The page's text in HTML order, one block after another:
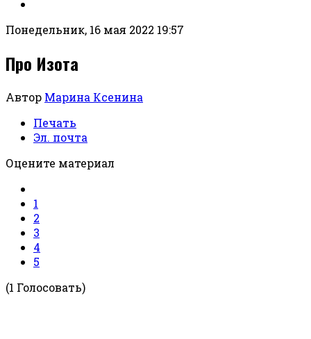
Понедельник, 16 мая 2022 19:57
Про Изота
Автор Марина Ксенина
Печать
Эл. почта
Оцените материал
1
2
3
4
5
(1 Голосовать)